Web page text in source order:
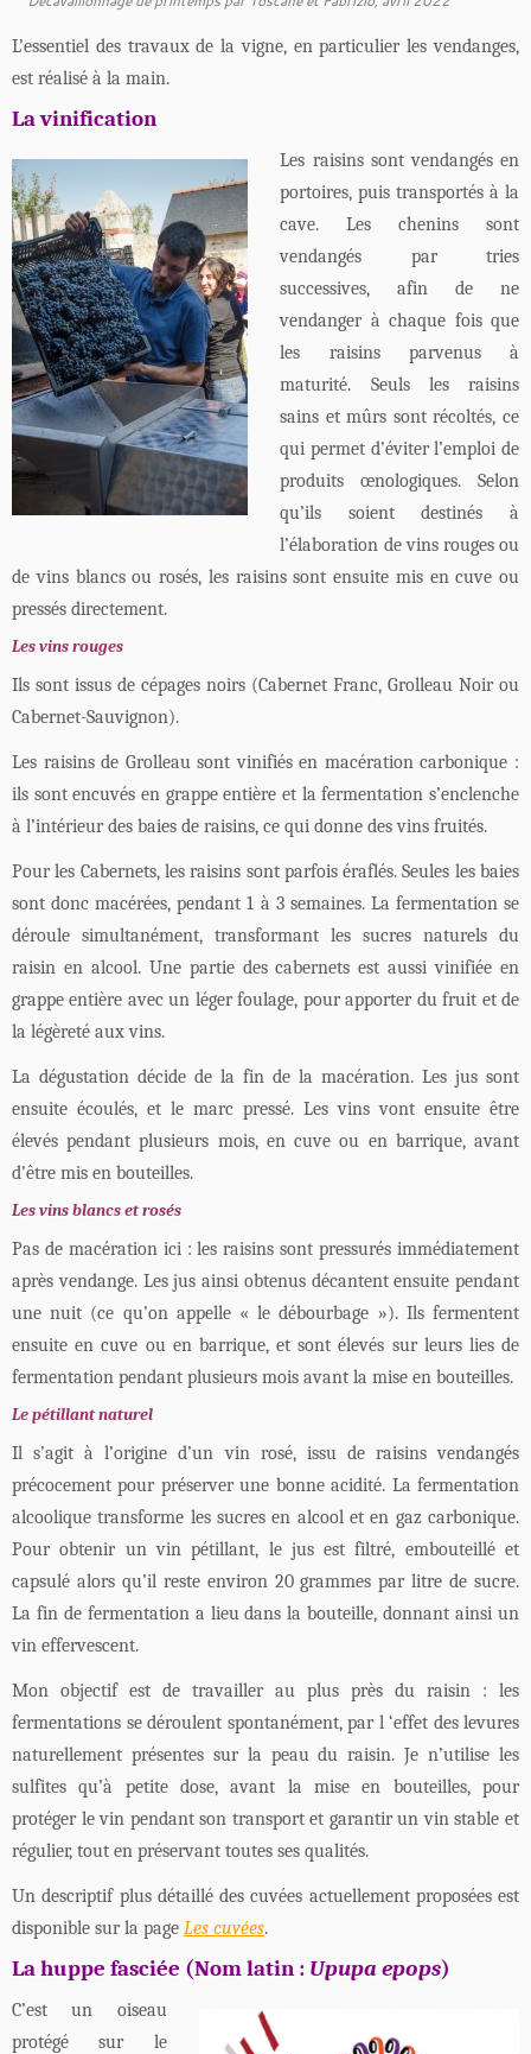
L’essentiel des travaux de la vigne, en particulier les vendanges,
est réalisé à la main.
La vinification
Les raisins sont vendangés en
portoires, puis transportés à la
cave. Les chenins sont
vendangés par tries
successives, afin de ne
vendanger à chaque fois que
les raisins parvenus à
maturité. Seuls les raisins
sains et mûrs sont récoltés, ce
qui permet d’éviter l’emploi de
produits œnologiques. Selon
qu’ils soient destinés à
l’élaboration de vins rouges ou
de vins blancs ou rosés, les raisins sont ensuite mis en cuve ou
pressés directement.
Les vins rouges
Ils sont issus de cépages noirs (Cabernet Franc, Grolleau Noir ou
Cabernet-Sauvignon).
Les raisins de Grolleau sont vinifiés en macération carbonique :
ils sont encuvés en grappe entière et la fermentation s’enclenche
à l’intérieur des baies de raisins, ce qui donne des vins fruités.
Pour les Cabernets, les raisins sont parfois éraflés. Seules les baies
sont donc macérées, pendant 1 à 3 semaines. La fermentation se
déroule simultanément, transformant les sucres naturels du
raisin en alcool. Une partie des cabernets est aussi vinifiée en
grappe entière avec un léger foulage, pour apporter du fruit et de
la légèreté aux vins.
La dégustation décide de la fin de la macération. Les jus sont
ensuite écoulés, et le marc pressé. Les vins vont ensuite être
élevés pendant plusieurs mois, en cuve ou en barrique, avant
d’être mis en bouteilles.
Les vins blancs et rosés
Pas de macération ici : les raisins sont pressurés immédiatement
après vendange. Les jus ainsi obtenus décantent ensuite pendant
une nuit (ce qu’on appelle « le débourbage »). Ils fermentent
ensuite en cuve ou en barrique, et sont élevés sur leurs lies de
fermentation pendant plusieurs mois avant la mise en bouteilles.
Le pétillant naturel
Il s’agit à l’origine d’un vin rosé, issu de raisins vendangés
précocement pour préserver une bonne acidité. La fermentation
alcoolique transforme les sucres en alcool et en gaz carbonique.
Pour obtenir un vin pétillant, le jus est filtré, embouteillé et
capsulé alors qu’il reste environ 20 grammes par litre de sucre.
La fin de fermentation a lieu dans la bouteille, donnant ainsi un
vin effervescent.
Mon objectif est de travailler au plus près du raisin : les
fermentations se déroulent spontanément, par l ‘effet des levures
naturellement présentes sur la peau du raisin. Je n’utilise les
sulfites qu’à petite dose, avant la mise en bouteilles, pour
protéger le vin pendant son transport et garantir un vin stable et
régulier, tout en préservant toutes ses qualités.
Un descriptif plus détaillé des cuvées actuellement proposées est
disponible sur la page Les cuvées.
La huppe fasciée (Nom latin : Upupa epops)
C’est un oiseau
protégé sur le